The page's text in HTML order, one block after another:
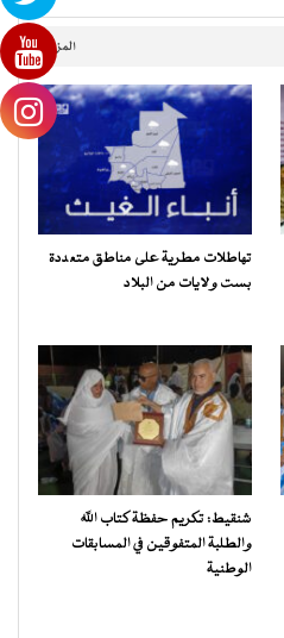
المزيد..
تهاطلات مطرية على مناطق متعددة
بست ولايات من البلاد
شنقيط: تكريم حفظة كتاب الله
والطلبة المتفوقين في المسابقات
الوطنية